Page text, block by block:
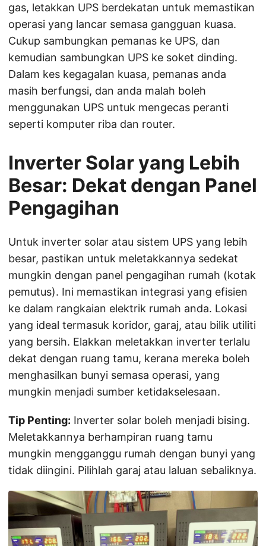
gas, letakkan UPS berdekatan untuk memastikan
operasi yang lancar semasa gangguan kuasa.
Cukup sambungkan pemanas ke UPS, dan
kemudian sambungkan UPS ke soket dinding.
Dalam kes kegagalan kuasa, pemanas anda
masih berfungsi, dan anda malah boleh
menggunakan UPS untuk mengecas peranti
seperti komputer riba dan router.
Inverter Solar yang Lebih
Besar: Dekat dengan Panel
Pengagihan
Untuk inverter solar atau sistem UPS yang lebih
besar, pastikan untuk meletakkannya sedekat
mungkin dengan panel pengagihan rumah (kotak
pemutus). Ini memastikan integrasi yang efisien
ke dalam rangkaian elektrik rumah anda. Lokasi
yang ideal termasuk koridor, garaj, atau bilik utiliti
yang bersih. Elakkan meletakkan inverter terlalu
dekat dengan ruang tamu, kerana mereka boleh
menghasilkan bunyi semasa operasi, yang
mungkin menjadi sumber ketidakselesaan.
Tip Penting: Inverter solar boleh menjadi bising.
Meletakkannya berhampiran ruang tamu
mungkin mengganggu rumah dengan bunyi yang
tidak diingini. Pilihlah garaj atau laluan sebaliknya.